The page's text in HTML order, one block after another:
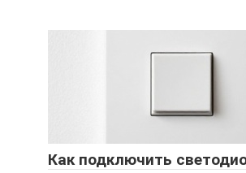
Как подключить